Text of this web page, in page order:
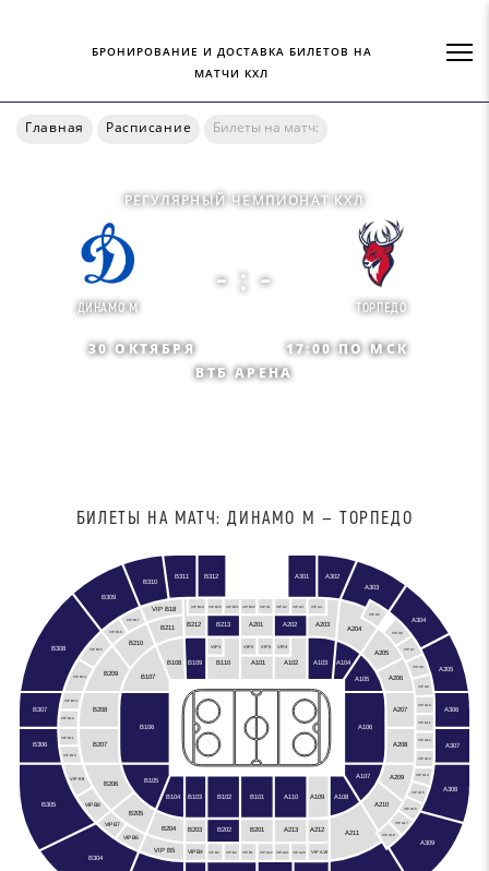
БРОНИРОВАНИЕ И ДОСТАВКА БИЛЕТОВ НА
МАТЧИ КХЛ
Главная Расписание Билеты на матч:
РЕГУЛЯРНЫЙ ЧЕМПИОНАТ КХЛ
ДИНАМО М
- : -
ТОРПЕДО
30 ОКТЯБРЯ
17:00 ПО МСК
ВТБ АРЕНА
БИЛЕТЫ НА МАТЧ: ДИНАМО М — ТОРПЕДО
A103 A104
A105
A106
A107
A108
A109
B103
B104
B105
B106
B107
B108 B109
A203
A204
A205
A206
A207
A208
A209
A210
A211
A212
B203
B204
B205
B206
B207
B208
B209
B210
B211 B212
A301 A302
A303
A304
A305
A306
A307
A308
A309
B304
B305
B306
B307
B308
B309
B310
B311
VIP A1
VIP A5
VIP A6
VIP A7
VIP A8
VIP A9
VIP A10
VIP A13
VIP A14
VIP A15
VIP A16
VIP A17
VIP A18
VIP A19
VIP B4
VIP B5
VIP B6
VIP B7
VIP B8
VIP B9
VIP B10
VIP B11
VIP B12
VIP B13
VIP B14
VIP B15
VIP B16
VIP B17
VIP B18
B312
VIP B19 VIP B20 VIP B21 VIP B22 VIP A2 VIP A3 VIP A4
VIP B3 VIP B2 VIP B1 VIP A22 VIP A21 VIP A20
VIP A11
VIP A12
B201
B202 A213
B213 A201 A202
B102 B101 A110
A102
A101
B110
VIP1 VIP2 VIP3 VIP4